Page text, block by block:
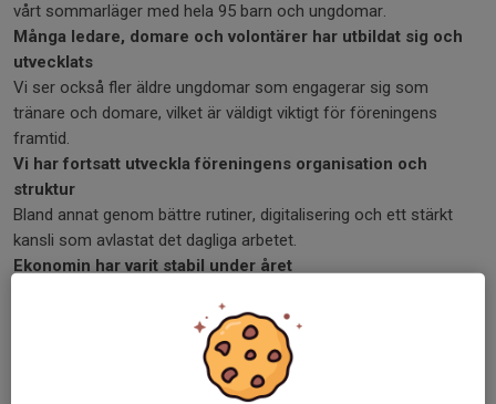
vårt sommarläger med hela 95 barn och ungdomar.
Många ledare, domare och volontärer har utbildat sig och
utvecklats
Vi ser också fler äldre ungdomar som engagerar sig som
tränare och domare, vilket är väldigt viktigt för föreningens
framtid.
Vi har fortsatt utveckla föreningens organisation och
struktur
Bland annat genom bättre rutiner, digitalisering och ett stärkt
kansli som avlastat det dagliga arbetet.
Ekonomin har varit stabil under året
fortsatt investera i verksamheten och utvecklingen framåt.
Det viktigaste av allt – det stora engagemanget i föreningen
FBC Karlskrona bygger på alla som hjälper till: spelare, ledare,
föräldrar, domare och volontärer. Det är tillsammans vi skapar